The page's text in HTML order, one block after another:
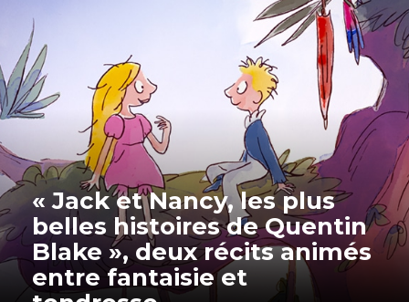
« Jack et Nancy, les plus
belles histoires de Quentin
Blake », deux récits animés
entre fantaisie et